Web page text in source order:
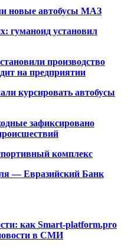
новые автобусы МАЗ
гуманоид установил
производство
на предприятии
курсировать автобусы
зафиксировано
комплекс
— Евразийский Банк
как Smart-platform.pro
в СМИ